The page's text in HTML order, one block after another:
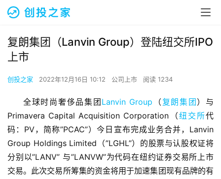
复朗集团（Lanvin Group）登陆纽交所IPO
上市
创投之家 2022年12月16日 10:12 公司上市 阅读 1234
全球时尚奢侈品集团 Lanvin Group （ 复朗集团 ）与
Primavera Capital Acquisition Corporation（纽交所代
码：PV，简称”PCAC”）今日宣布完成业务合并，Lanvin
Group Holdings Limited（”LGHL”）的股票与认股权证将
分别以”LANV” 与”LANVW”为代码在纽约证券交易所上市
交易。此次交易所筹集的资金将用于加速集团现有品牌的有